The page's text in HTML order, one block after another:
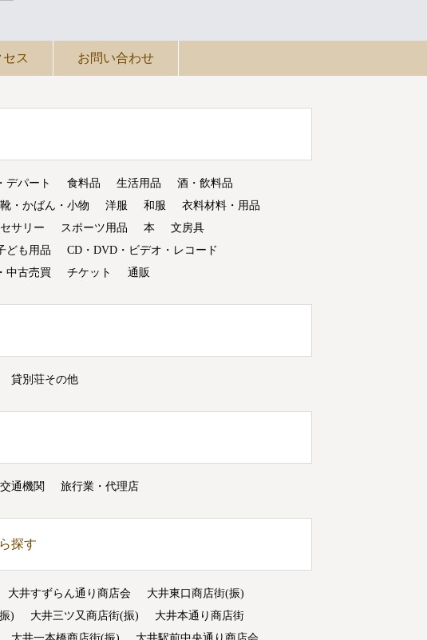
ス お問い合わせ
デパート 食料品 生活用品
酒・飲料品
靴・かばん・小物 洋服 和服
衣料材料・用品
サリー スポーツ用品 本
文房具
ども用品
CD・DVD・ビデオ・レコード
中古売買
チケット 通販
貸別荘その他
交通機関 旅行業・代理店
探す
大井すずらん通り商店会
大井東口商店街(振)
)
大井三ツ又商店街(振)
大井本通り商店街